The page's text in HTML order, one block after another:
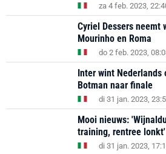
za 4 feb. 2023,
Cyriel Dessers neemt
Mourinho en Roma
do 2 feb. 2023,
Inter wint Nederlands
Botman naar finale
di 31 jan. 2023,
Mooi nieuws:
training, rentree lonkt'
di 31 jan. 2023,